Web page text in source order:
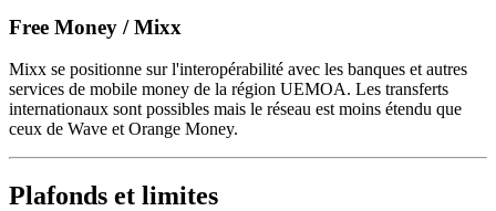
Free Money / Mixx
Mixx se positionne sur l'interopérabilité avec les banques et autres
services de mobile money de la région UEMOA. Les transferts
internationaux sont possibles mais le réseau est moins étendu que
ceux de Wave et Orange Money.
Plafonds et limites